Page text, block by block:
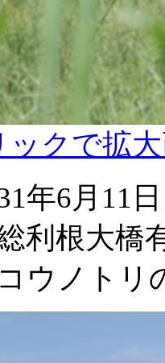
年6月11日
利根大橋
ウノトリ